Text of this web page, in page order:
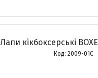
Лапи кікбоксерські
2009-01С